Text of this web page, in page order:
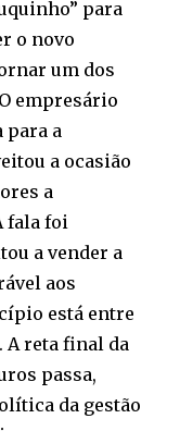
para
o novo
um dos
empresário
para a
a ocasião
a
fala foi
a vender a
aos
está entre
A reta final da
passa,
da gestão